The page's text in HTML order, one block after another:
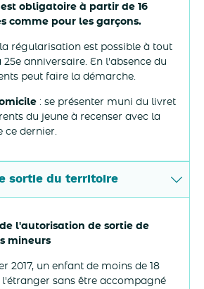
obligatoire à partir de 16
comme pour les garçons.
régularisation est possible à tout
anniversaire. En l'absence du
peut faire la démarche.
: se présenter muni du livret
du jeune à recenser avec la
ce dernier.
sortie du territoire
l'autorisation de sortie de
mineurs
2017, un enfant de moins de 18
sans être accompagné